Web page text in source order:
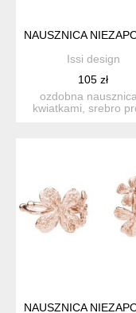
NAUSZNICA
Issi design
105 zł
ozdobna
kwiatkami, srebro
NAUSZNICA